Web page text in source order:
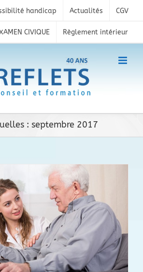
handicap Actualités CGV
CIVIQUE Règlement intérieur
: septembre 2017